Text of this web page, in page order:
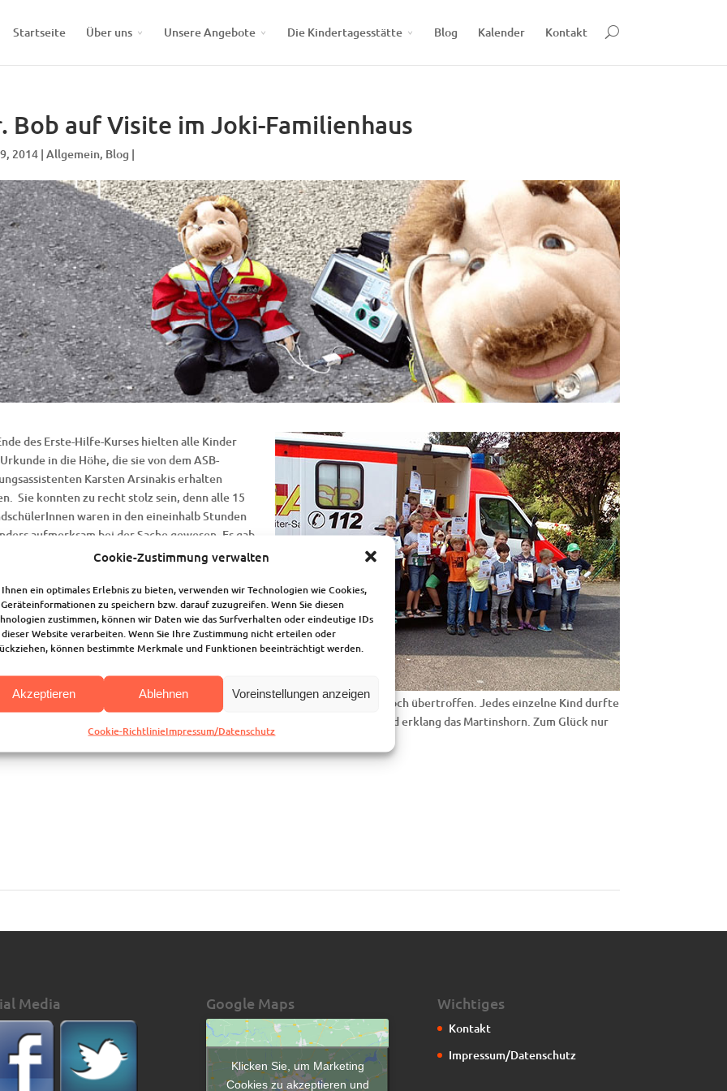
Cookie-Zustimmung verwalten
Ihnen ein optimales Erlebnis zu bieten, verwenden wir Technologien wie Cookies,
zu speichern bzw. darauf zuzugreifen. Wenn Sie diesen
zustimmen, können wir Daten wie das Surfverhalten oder eindeutige IDs
Website verarbeiten. Wenn Sie Ihre Zustimmung nicht erteilen oder
können bestimmte Merkmale und Funktionen beeinträchtigt werden.
Akzeptieren Ablehnen Voreinstellungen anzeigen
Cookie-RichtlinieImpressum/Datenschutz
Startseite Über uns Unsere Angebote Die Kindertagesstätte Blog Kalender Kontakt
Bob auf Visite im Joki-Familienhaus
2014 | Allgemein, Blog |
des Erste-Hilfe-Kurses hielten alle Kinder
in die Höhe, die sie von dem ASB-
Karsten Arsinakis erhalten
Sie konnten zu recht stolz sein, denn alle 15
waren in den eineinhalb Stunden
aufmerksam bei der Sache gewesen. Es gab
zu erlernen, wie man ein Pflaster klebt, einen
Folie auf sich hat. Besonders neugierig
die Kinder natürlich auf das Rettungsfahrzeug.
Team um die Handpuppe Dr. Bob, geführt und zu
erweckt von dem tollen 14jährigen Ben, öffnete
Und die leise Bitte eines Kindes: „Ob wir
auch mal auf die Krankentrage dürfen?“, wurde nicht nur erfüllt, sondern noch übertroffen. Jedes einzelne Kind durfte
– sicher angeschnallt natürlich – ein Stückchen schieben lassen. Abschließend erklang das Martinshorn. Zum Glück nur
denn das ist aus der Nähe nur mit zugehaltenen Ohren zu ertragen.
Media Google Maps
Klicken Sie, um Marketing
Cookies zu akzeptieren und
Wichtiges
Kontakt
Impressum/Datenschutz